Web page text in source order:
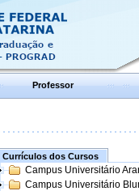
Professor
Currículos dos Cursos
Campus Universitário
Campus Universitário